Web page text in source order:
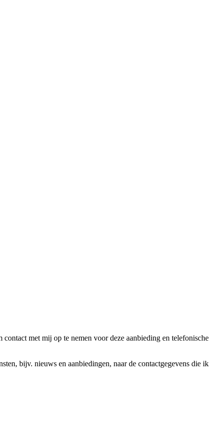
met mij op te nemen voor deze aanbieding en telefonische
bijv. nieuws en aanbiedingen, naar de contactgegevens die ik